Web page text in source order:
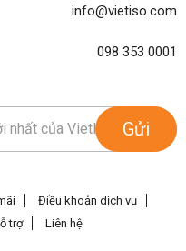
info@vietiso.com
098 353 0001
Gửi
Điều khoản dịch vụ
trợ Liên hệ